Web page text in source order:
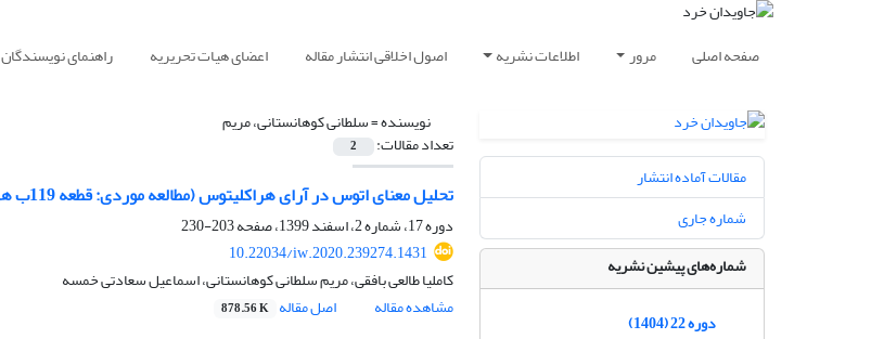
صفحه اصلی مرور اطلاعات نشریه اصول اخلاقی انتشار مقاله اعضای هیات تحریریه راهنمای نویسندگان
نویسنده =سلطانی کوهانستانی، مریم
تعداد مقالات: 2
تحلیل معنای اتوس در آرای هراکلیتوس (مطالعه موردی: قطعه 119ب هراکلیتوس)
دوره 17، شماره 2، اسفند 1399، صفحه
203-230
10.22034/iw.2020.239274.1431
کاملیا طالعی بافقی، مریم سلطانی کوهانستانی، اسماعیل سعادتی خمسه
مشاهده مقاله
اصل مقاله 878.56 K
مقالات آماده انتشار
شماره جاری
شماره‌های پیشین نشریه
دوره 22 (1404)